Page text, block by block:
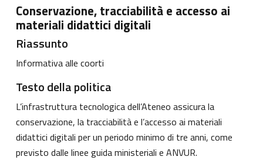
Conservazione, tracciabilità e accesso ai
materiali didattici digitali
Riassunto
Informativa alle coorti
Testo della politica
L’infrastruttura tecnologica dell’Ateneo assicura la
conservazione, la tracciabilità e l’accesso ai materiali
didattici digitali per un periodo minimo di tre anni, come
previsto dalle linee guida ministeriali e ANVUR.